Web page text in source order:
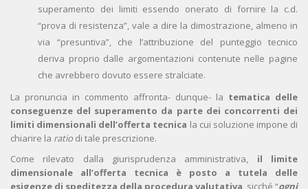
superamento dei limiti essendo onerato di fornire la c.d.
“prova di resistenza”, vale a dire la dimostrazione, almeno in
via “presuntiva”, che l’attribuzione del punteggio tecnico
deriva proprio dalle argomentazioni contenute nelle pagine
che avrebbero dovuto essere stralciate.
La pronuncia in commento affronta- dunque- la tematica delle
conseguenze del superamento da parte dei concorrenti dei
limiti dimensionali dell’offerta tecnica la cui soluzione impone di
chiarire la ratio di tale prescrizione.
Come rilevato dalla giurisprudenza amministrativa, il limite
dimensionale all’offerta tecnica è posto a tutela delle
esigenze di speditezza della procedura valutativa, sicché “ogni